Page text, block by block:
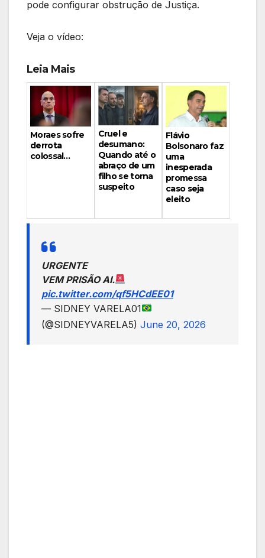
pode configurar obstrução de Justiça.
Veja o vídeo:
Leia Mais
Moraes sofre
derrota
colossal…
Cruel e
desumano:
Quando até o
abraço de um
filho se torna
suspeito
Flávio
Bolsonaro faz
uma
inesperada
promessa
caso seja
eleito
URGENTE
VEM PRISÃO AI.
pic.twitter.com/qf5HCdEE01
— SIDNEY VARELA01
(@SIDNEYVARELA5) June 20, 2026